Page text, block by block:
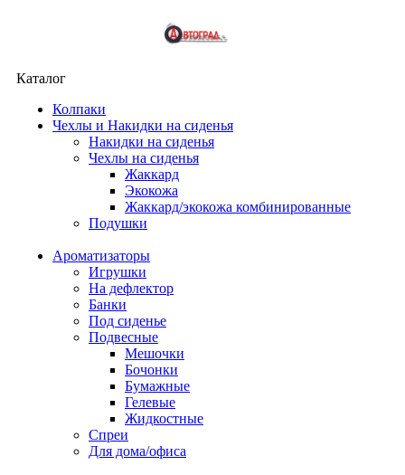
Каталог
Колпаки
Чехлы и Накидки на сиденья
Накидки на сиденья
Чехлы на сиденья
Жаккард
Экокожа
Жаккард/экокожа комбинированные
Подушки
Ароматизаторы
Игрушки
На дефлектор
Банки
Под сиденье
Подвесные
Мешочки
Бочонки
Бумажные
Гелевые
Жидкостные
Спреи
Для дома/офиса